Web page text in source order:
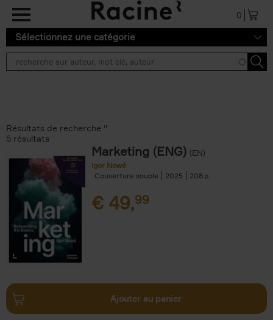
Aller au contenu principal
0
Sélectionnez une catégorie
Résultats de recherche ''
5 résultats
Marketing (ENG) (EN)
Igor Nowé
Couverture souple
2025 208
€ 49,99
Ajouter au panier